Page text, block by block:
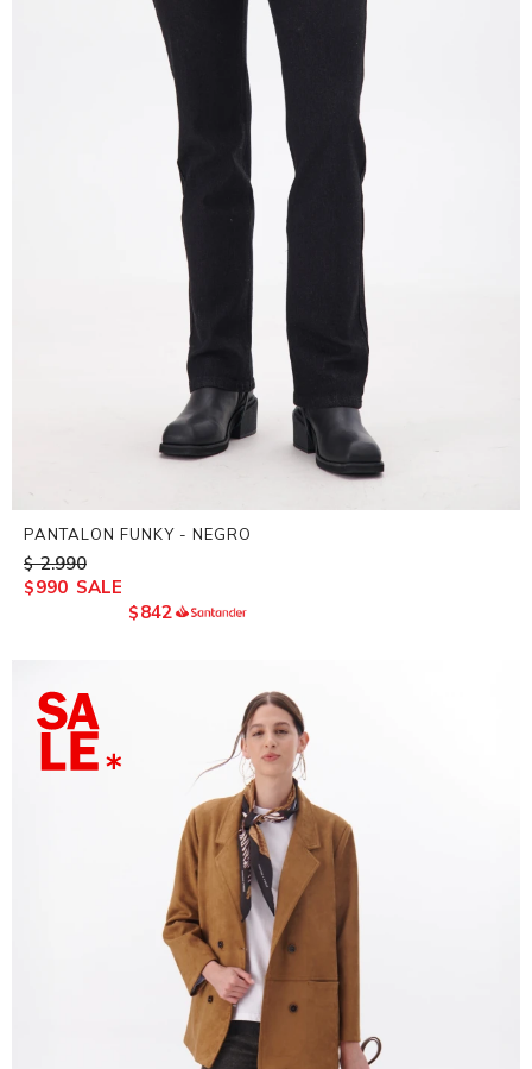
PANTALON FUNKY - NEGRO
$ 2.990
$990
$842